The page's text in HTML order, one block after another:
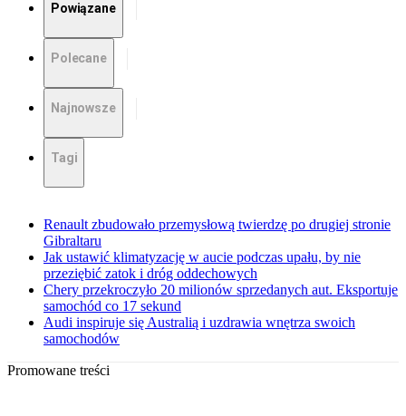
Powiązane
Polecane
Najnowsze
Tagi
Renault zbudowało przemysłową twierdzę po drugiej stronie
Gibraltaru
Jak ustawić klimatyzację w aucie podczas upału, by nie
przeziębić zatok i dróg oddechowych
Chery przekroczyło 20 milionów sprzedanych aut. Eksportuje
samochód co 17 sekund
Audi inspiruje się Australią i uzdrawia wnętrza swoich
samochodów
Promowane treści